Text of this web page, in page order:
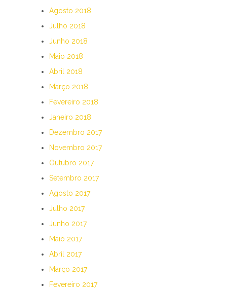
Agosto 2018
Julho 2018
Junho 2018
Maio 2018
Abril 2018
Março 2018
Fevereiro 2018
Janeiro 2018
Dezembro 2017
Novembro 2017
Outubro 2017
Setembro 2017
Agosto 2017
Julho 2017
Junho 2017
Maio 2017
Abril 2017
Março 2017
Fevereiro 2017